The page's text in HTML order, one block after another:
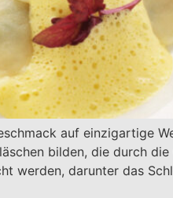
auf einzigartige
bilden, die durch
werden, darunter das